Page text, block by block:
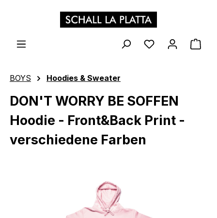
Zum Hauptinhalt springen
BOYS Hoodies & Sweater
DON'T WORRY BE SOFFEN
Hoodie - Front&Back Print -
verschiedene Farben
Bildergalerie überspringen